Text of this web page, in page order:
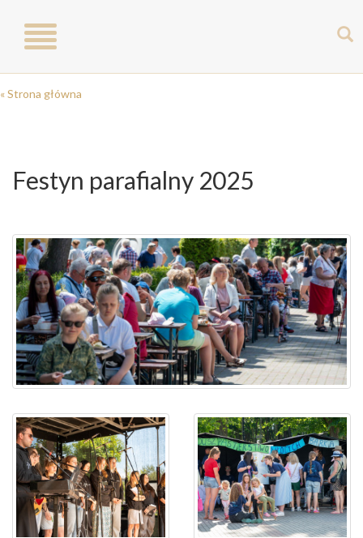
Toggle
navigation
« Strona główna
Festyn parafialny 2025